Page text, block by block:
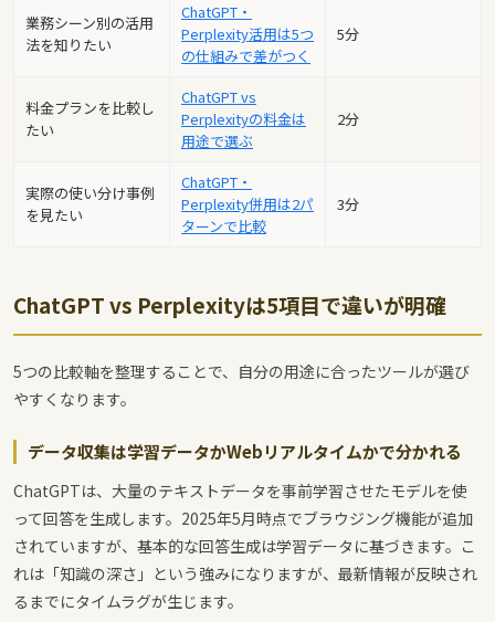
業務シーン別の活用
法を知りたい
ChatGPT・
Perplexity活用は5つ
の仕組みで差がつく
5分
料金プランを比較し
たい
ChatGPT vs
Perplexityの料金は
用途で選ぶ
2分
実際の使い分け事例
を見たい
ChatGPT・
Perplexity併用は2パ
ターンで比較
3分
ChatGPT vs Perplexityは5項目で違いが明確
5つの比較軸を整理することで、自分の用途に合ったツールが選び
やすくなります。
データ収集は学習データかWebリアルタイムかで分かれる
ChatGPTは、大量のテキストデータを事前学習させたモデルを使
って回答を生成します。2025年5月時点でブラウジング機能が追加
されていますが、基本的な回答生成は学習データに基づきます。こ
れは「知識の深さ」という強みになりますが、最新情報が反映され
るまでにタイムラグが生じます。